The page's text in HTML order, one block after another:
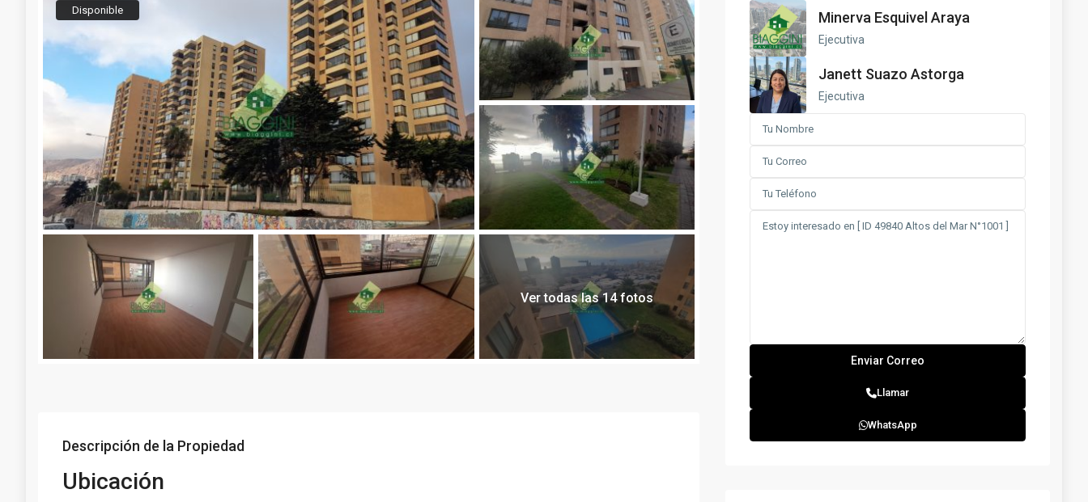
Disponible
Ver todas las 14 fotos
Descripción de la Propiedad
Ubicación
Minerva Esquivel Araya
Ejecutiva
Janett Suazo Astorga
Ejecutiva
Llamar
WhatsApp